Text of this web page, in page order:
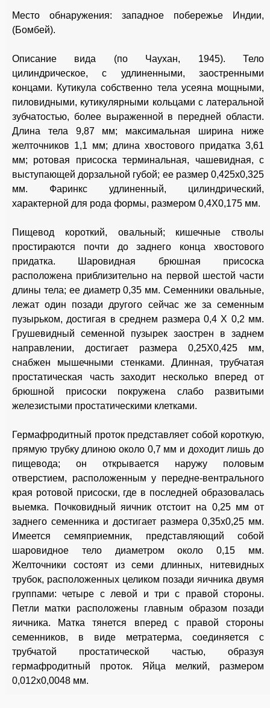
Место обнаружения: западное побережье Индии,
(Бомбей).
Описание вида (по Чаухан, 1945). Тело
цилиндрическое, с удлиненными, заостренными
концами. Кутикула собственно тела усеяна мощными,
пиловидными, кутикулярными кольцами с латеральной
зубчатостью, более выраженной в передней области.
Длина тела 9,87 мм; максимальная ширина ниже
желточников 1,1 мм; длина хвостового придатка 3,61
мм; ротовая присоска терминальная, чашевидная, с
выступающей дорзальной губой; ее размер 0,425x0,325
мм. Фаринкс удлиненный, цилиндрический,
характерной для рода формы, размером 0,4X0,175 мм.
Пищевод короткий, овальный; кишечные стволы
простираются почти до заднего конца хвостового
придатка. Шаровидная брюшная присоска
расположена приблизительно на первой шестой части
длины тела; ее диаметр 0,35 мм. Семенники овальные,
лежат один позади другого сейчас же за семенным
пузырьком, достигая в среднем размера 0,4 X 0,2 мм.
Грушевидный семенной пузырек заострен в заднем
направлении, достигает размера 0,25X0,425 мм,
снабжен мышечными стенками. Длинная, трубчатая
простатическая часть заходит несколько вперед от
брюшной присоски покружена слабо развитыми
железистыми простатическими клетками.
Гермафродитный проток представляет собой короткую,
прямую трубку длиною около 0,7 мм и доходит лишь до
пищевода; он открывается наружу половым
отверстием, расположенным у передне-вентрального
края ротовой присоски, где в последней образовалась
выемка. Почковидный яичник отстоит на 0,25 мм от
заднего семенника и достигает размера 0,35x0,25 мм.
Имеется семяприемник, представляющий собой
шаровидное тело диаметром около 0,15 мм.
Желточники состоят из семи длинных, нитевидных
трубок, расположенных целиком позади яичника двумя
группами: четыре с левой и три с правой стороны.
Петли матки расположены главным образом позади
яичника. Матка тянется вперед с правой стороны
семенников, в виде метратерма, соединяется с
трубчатой простатической частью, образуя
гермафродитный проток. Яйца мелкий, размером
0,012x0,0048 мм.